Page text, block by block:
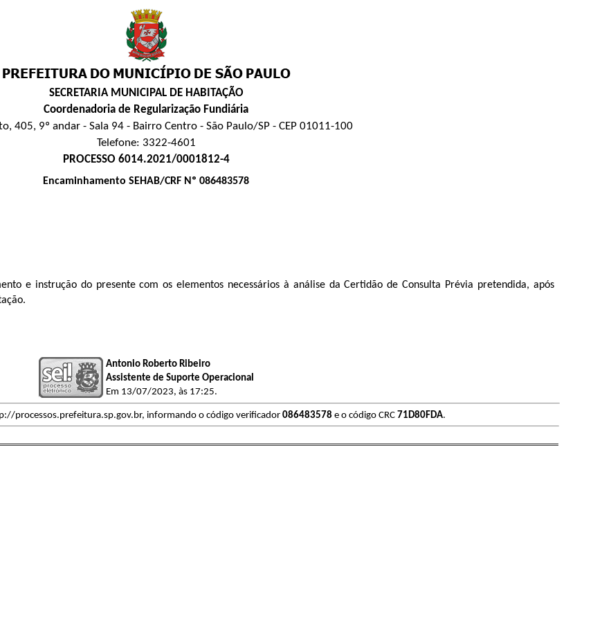
SECRETARIA MUNICIPAL DE HABITAÇÃO
Coordenadoria de Regularização Fundiária
405, 9º andar - Sala 94 - Bairro Centro - São Paulo/SP - CEP 01011-100
Telefone: 3322-4601
PROCESSO 6014.2021/0001812-4
Encaminhamento SEHAB/CRF Nº 086483578
e instrução do presente com os elementos necessários à análise da Certidão de Consulta Prévia pretendida, após
Antonio Roberto Ribeiro
Assistente de Suporte Operacional
Em 13/07/2023, às 17:25.
processos.prefeitura.sp.gov.br, informando o código verificador086483578 e o código CRC 71D80FDA.